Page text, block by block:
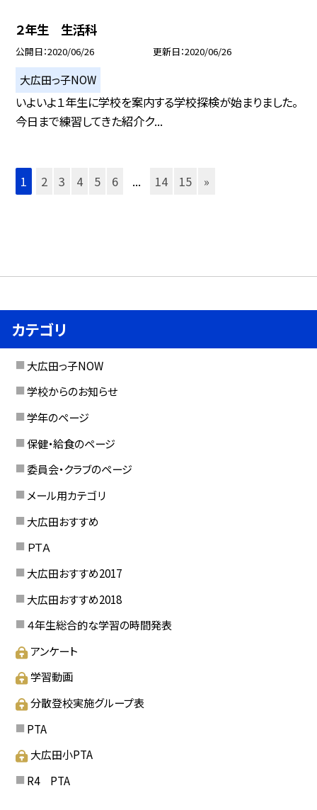
２年生 生活科
公開日 2020/06/26 更新日 2020/06/26
大広田っ子NOW
いよいよ１年生に学校を案内する学校探検が始まりました。
今日まで練習してきた紹介ク...
1 2 3 4 5 6 ... 14 15 »
カテゴリ
大広田っ子NOW
学校からのお知らせ
学年のページ
保健・給食のページ
委員会・クラブのページ
メール用カテゴリ
大広田おすすめ
ＰＴＡ
大広田おすすめ2017
大広田おすすめ2018
４年生総合的な学習の時間発表
アンケート
学習動画
分散登校実施グループ表
PTA
大広田小PTA
R4 PTA